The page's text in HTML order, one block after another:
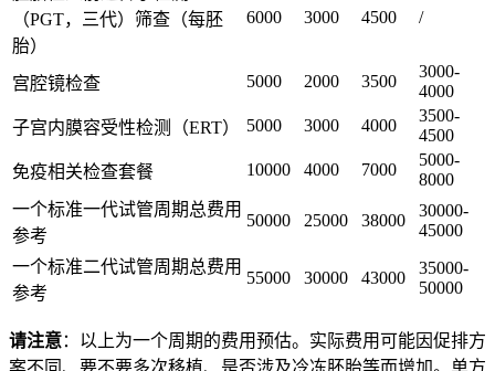
（PGT，三代）筛查（每胚
胎）
6000 3000 4500 /
宫腔镜检查 5000 2000 3500
3000-
4000
子宫内膜容受性检测（ERT）
5000 3000 4000
3500-
4500
免疫相关检查套餐
10000 4000 7000
5000-
8000
一个标准一代试管周期总费用
参考
50000 25000 38000
30000-
45000
一个标准二代试管周期总费用
参考
55000 30000 43000
35000-
50000
请注意：以上为一个周期的费用预估。实际费用可能因促排方